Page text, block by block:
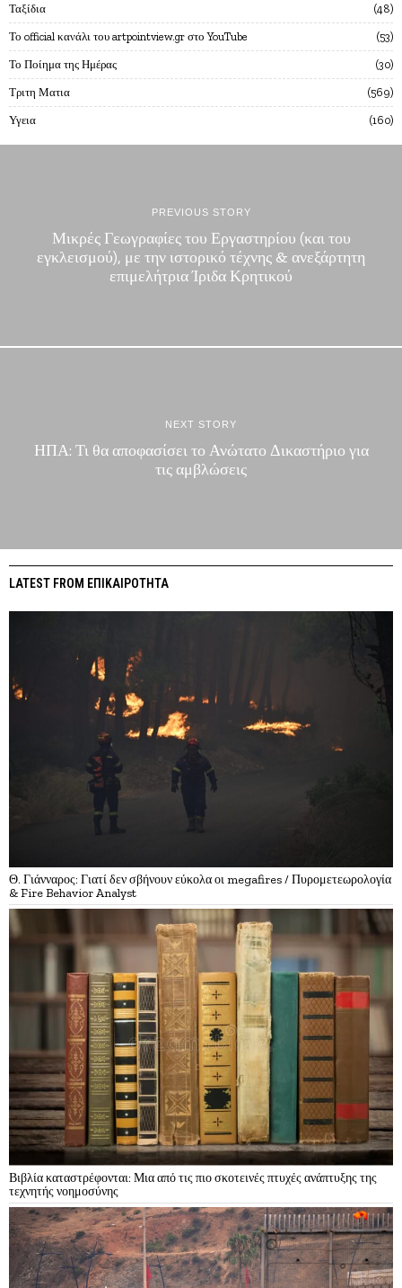
Ταξίδια 48
Το official κανάλι του artpointview.gr στο YouTube 53
Το Ποίημα της Ημέρας 30
Τριτη Ματια 569
Υγεια 160
PREVIOUS STORY
Μικρές Γεωγραφίες του Εργαστηρίου (και του
εγκλεισμού), με την ιστορικό τέχνης & ανεξάρτητη
επιμελήτρια Ίριδα Κρητικού
NEXT STORY
ΗΠΑ: Τι θα αποφασίσει το Ανώτατο Δικαστήριο για
τις αμβλώσεις
LATEST FROM ΕΠΙΚΑΙΡΟΤΗΤΑ
Θ. Γιάνναρος: Γιατί δεν σβήνουν εύκολα οι megafires / Πυρομετεωρολογία
& Fire Behavior Analyst
Βιβλία καταστρέφονται: Μια από τις πιο σκοτεινές πτυχές ανάπτυξης της
τεχνητής νοημοσύνης